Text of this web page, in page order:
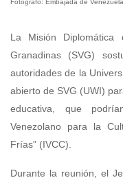
Fotógrafo: Embajada de
La Misión
Granadinas (SVG)
autoridades de la
abierto de SVG (UWI)
educativa, que
Venezolano para la
Frías” (IVCC).
Durante la reunión, el